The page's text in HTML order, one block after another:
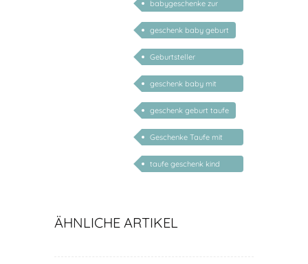
babygeschenke zur
geburt personalisiert
geschenk baby geburt
Geburtsteller
personalisiert
geschenk baby mit
namen
geschenk geburt taufe
Geschenke Taufe mit
Namen personalisiert
taufe geschenk kind
ÄHNLICHE ARTIKEL